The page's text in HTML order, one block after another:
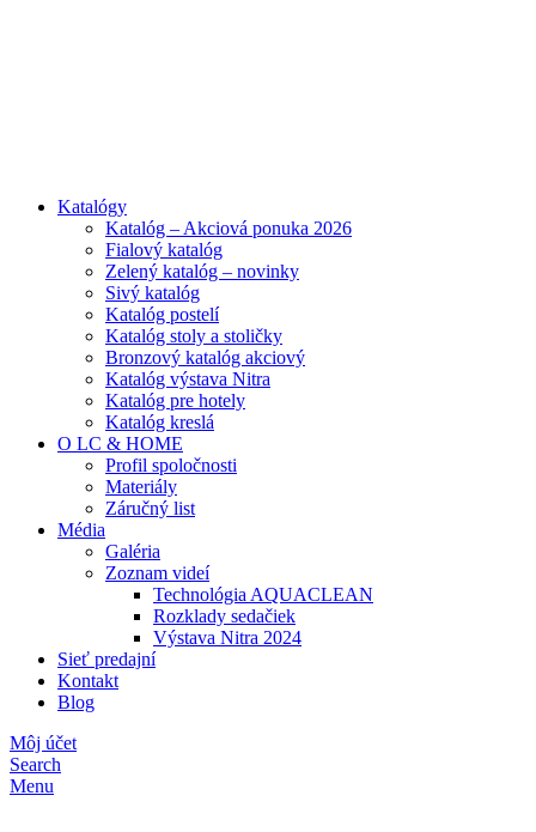
Katalógy
Katalóg – Akciová ponuka 2026
Fialový katalóg
Zelený katalóg – novinky
Sivý katalóg
Katalóg postelí
Katalóg stoly a stoličky
Bronzový katalóg akciový
Katalóg výstava Nitra
Katalóg pre hotely
Katalóg kreslá
O LC & HOME
Profil spoločnosti
Materiály
Záručný list
Média
Galéria
Zoznam videí
Technológia AQUACLEAN
Rozklady sedačiek
Výstava Nitra 2024
Sieť predajní
Kontakt
Blog
Môj účet
Search
Menu